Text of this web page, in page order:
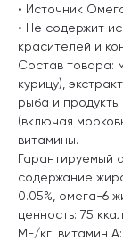
• Источник
• Не содержит
красителей и
Состав товара:
курицу),
рыба и
(включая
витамины.
Гарантируемый
содержание
0.05%, омега-6
ценность: 75
МЕ/кг: витамин